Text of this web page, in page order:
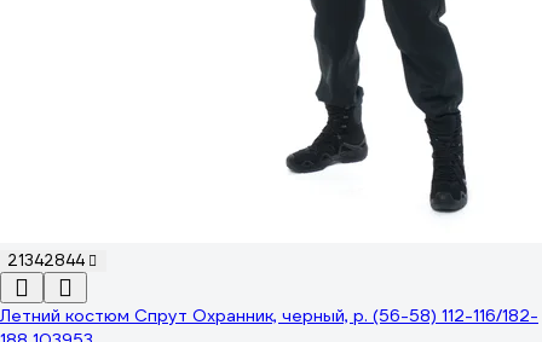
21342844
Летний костюм Спрут Охранник, черный, р. (56-58) 112-116/182-